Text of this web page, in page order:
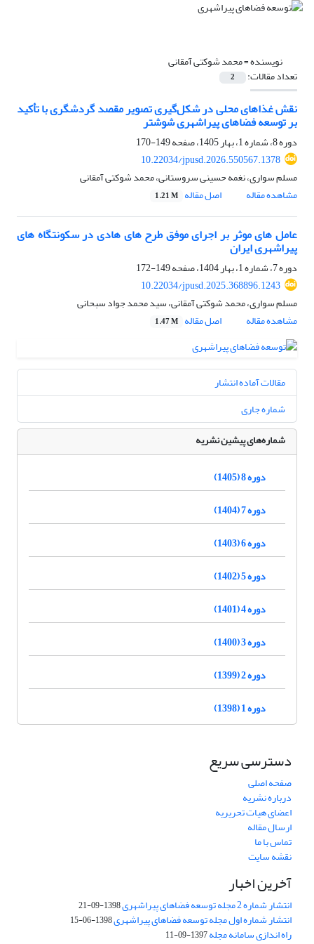
نویسنده =محمد شوکتی آمقانی
تعداد مقالات: 2
نقش غذاهای محلی در شکل‌گیری تصویر مقصد گردشگری با تأکید
بر توسعه فضاهای پیراشهری شوشتر
دوره 8، شماره 1، بهار 1405، صفحه
149-170
10.22034/jpusd.2026.550567.1378
مسلم سواری، نغمه حسینی سروستانی، محمد شوکتی آمقانی
مشاهده مقاله
اصل مقاله 1.21 M
عامل‏ های موثر بر اجرای موفق طرح‏‏ های هادی در سکونتگاه‏ های
پیراشهری ایران
دوره 7، شماره 1، بهار 1404، صفحه
149-172
10.22034/jpusd.2025.368896.1243
مسلم سواری، محمد شوکتی آمقانی، سید محمد جواد سبحانی
مشاهده مقاله
اصل مقاله 1.47 M
مقالات آماده انتشار
شماره جاری
شماره‌های پیشین نشریه
دوره 8 (1405)
دوره 7 (1404)
دوره 6 (1403)
دوره 5 (1402)
دوره 4 (1401)
دوره 3 (1400)
دوره 2 (1399)
دوره 1 (1398)
دسترسی سریع
صفحه اصلی
درباره نشریه
اعضای هیات تحریریه
ارسال مقاله
تماس با ما
نقشه سایت
آخرین اخبار
انتشار شماره 2 مجله توسعه فضاهای پیراشهری 1398-09-21
انتشار شماره اول مجله توسعه فضاهای پیراشهری1398-06-15
راه اندازی سامانه مجله1397-09-11